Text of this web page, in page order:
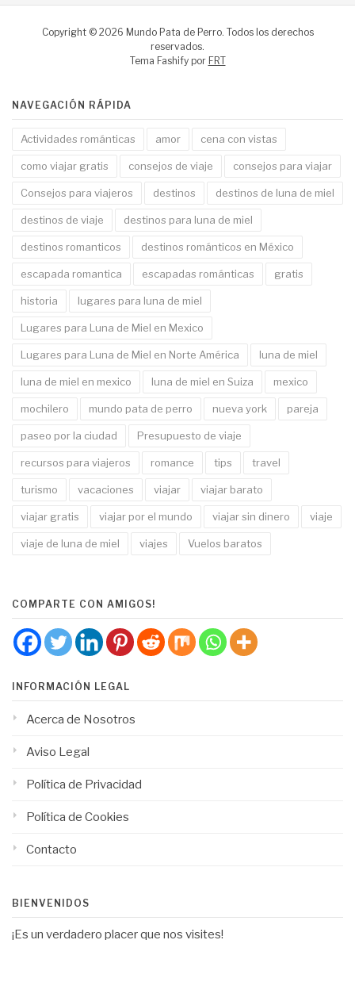
Copyright © 2026 Mundo Pata de Perro. Todos los derechos
reservados.
Tema Fashify por FRT
NAVEGACIÓN RÁPIDA
Actividades románticas amor cena con vistas
como viajar gratis consejos de viaje consejos para viajar
Consejos para viajeros destinos destinos de luna de miel
destinos de viaje destinos para luna de miel
destinos romanticos destinos románticos en México
escapada romantica escapadas románticas gratis
historia lugares para luna de miel
Lugares para Luna de Miel en Mexico
Lugares para Luna de Miel en Norte América luna de miel
luna de miel en mexico luna de miel en Suiza mexico
mochilero mundo pata de perro nueva york pareja
paseo por la ciudad Presupuesto de viaje
recursos para viajeros romance tips travel
turismo vacaciones viajar viajar barato
viajar gratis viajar por el mundo viajar sin dinero viaje
viaje de luna de miel viajes Vuelos baratos
COMPARTE CON AMIGOS!
INFORMACIÓN LEGAL
Acerca de Nosotros
Aviso Legal
Política de Privacidad
Política de Cookies
Contacto
BIENVENIDOS
¡Es un verdadero placer que nos visites!